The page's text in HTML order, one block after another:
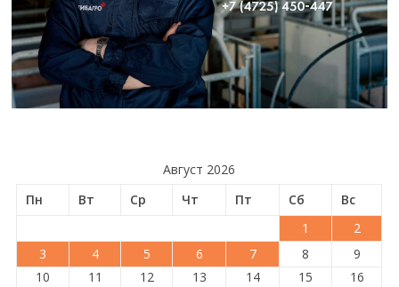
Август 2026
Пн
Вт Ср Чт Пт Сб
Вс
1
2
3
4 5 6 7 8
9
10
11 12 13 14 15
16